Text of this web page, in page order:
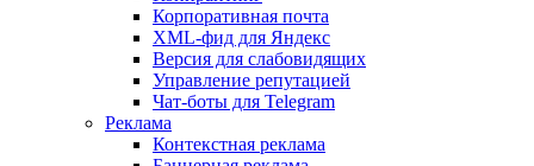
Корпоративная почта
XML-фид для Яндекс
Версия для слабовидящих
Управление репутацией
Чат-боты для Telegram
Реклама
Контекстная реклама